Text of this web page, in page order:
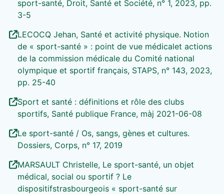
sport-santé, Droit, Santé et Société, n° 1, 2023, pp.
3-5
LECOCQ Jehan, Santé et activité physique. Notion
de « sport-santé » : point de vue médicalet actions
de la commission médicale du Comité national
olympique et sportif français, STAPS, n° 143, 2023,
pp. 25-40
Sport et santé : définitions et rôle des clubs
sportifs, Santé publique France, màj 2021-06-08
Le sport-santé / Os, sangs, gènes et cultures.
Dossiers, Corps, n° 17, 2019
MARSAULT Christelle, Le sport-santé, un objet
médical, social ou sportif ? Le
dispositifstrasbourgeois « sport-santé sur